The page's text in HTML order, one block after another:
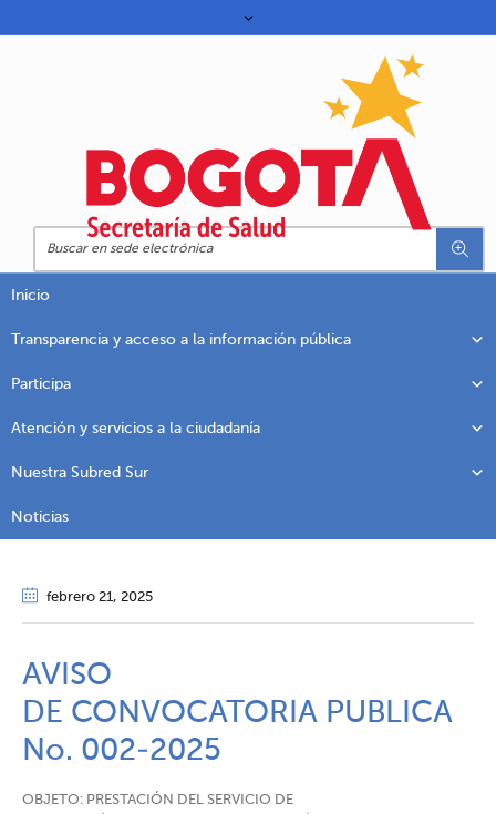
Inicio
Transparencia y acceso a la información pública
Participa
Atención y servicios a la ciudadanía
Nuestra Subred Sur
Noticias
febrero 21, 2025
AVISO
DE CONVOCATORIA PUBLICA
No. 002-2025
OBJETO: PRESTACIÓN DEL SERVICIO DE